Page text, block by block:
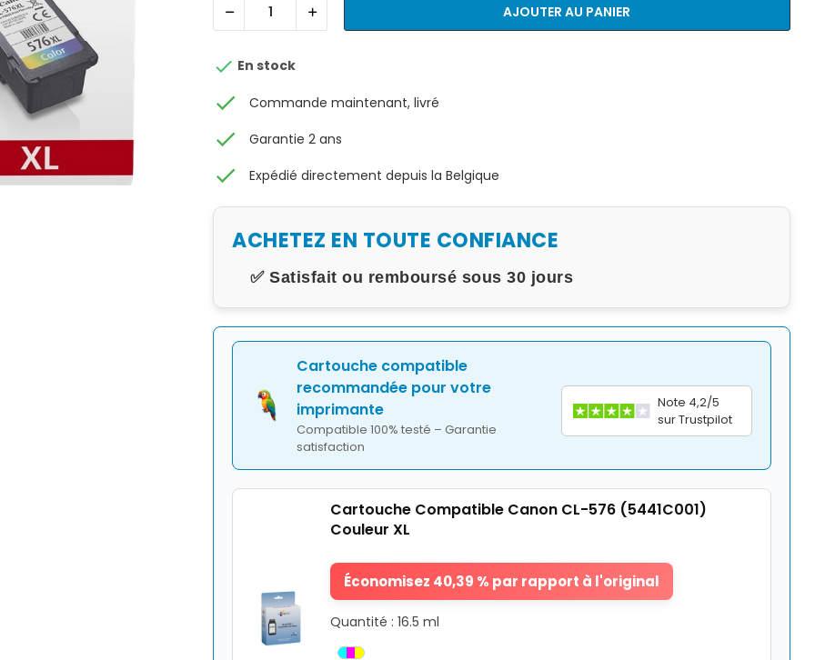
AJOUTER AU PANIER
 En stock
check Commande maintenant, livré
check Garantie 2 ans
check Expédié directement depuis la Belgique
ACHETEZ EN TOUTE CONFIANCE
✅ Satisfait ou remboursé sous 30 jours
Cartouche compatible
recommandée pour votre
imprimante
Compatible 100% testé – Garantie
satisfaction
Note 4,2/5
sur Trustpilot
Cartouche Compatible Canon CL-576 (5441C001)
Couleur XL
Économisez 40,39 % par rapport à l'original
Quantité : 16.5 ml